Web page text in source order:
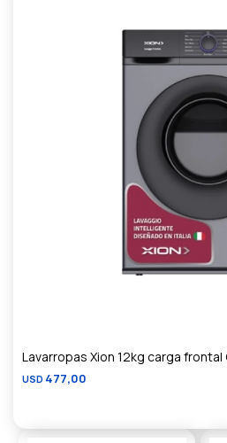
Lavarropas Xion 12kg carga frontal
USD 477,00